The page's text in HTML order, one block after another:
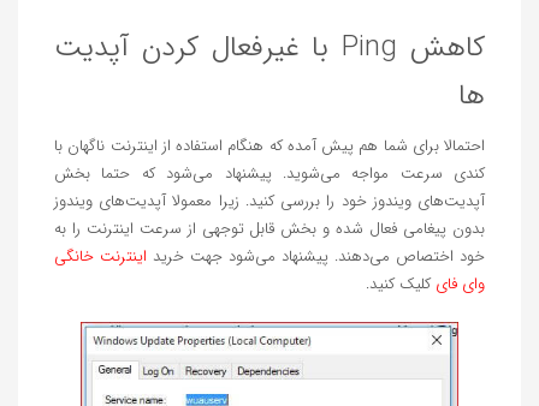
کاهش Ping با غیرفعال کردن آپدیت‌
ها
احتمالا برای شما هم پیش آمده که هنگام استفاده از اینترنت ناگهان با
کندی سرعت مواجه می‌شوید. پیشنهاد می‌شود که حتما بخش
آپدیت‌های ویندوز خود را بررسی کنید. زیرا معمولا آپدیت‌های ویندوز
بدون پیغامی فعال شده و بخش قابل توجهی از سرعت اینترنت را به
خود اختصاص می‌دهند. پیشنهاد می‌شود جهت خرید اینترنت خانگی
وای فای کلیک کنید.